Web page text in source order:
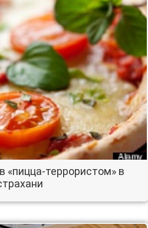
«пицца-террористом» в